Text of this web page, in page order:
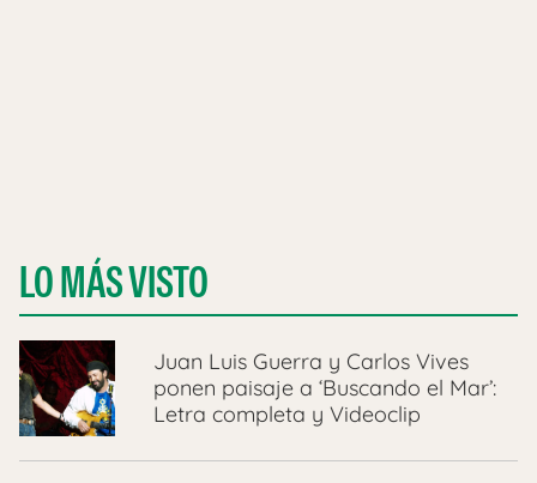
LO MÁS VISTO
Juan Luis Guerra y Carlos Vives
ponen paisaje a ‘Buscando el Mar’:
Letra completa y Videoclip